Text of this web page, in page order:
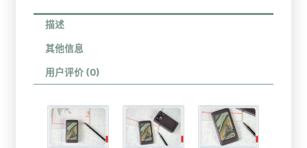
描述
其他信息
用户评价 (0)